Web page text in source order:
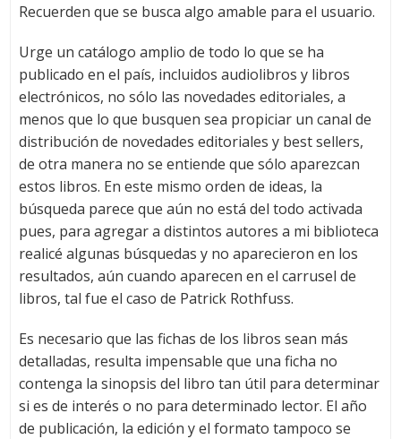
Recuerden que se busca algo amable para el usuario.
Urge un catálogo amplio de todo lo que se ha
publicado en el país, incluidos audiolibros y libros
electrónicos, no sólo las novedades editoriales, a
menos que lo que busquen sea propiciar un canal de
distribución de novedades editoriales y best sellers,
de otra manera no se entiende que sólo aparezcan
estos libros. En este mismo orden de ideas, la
búsqueda parece que aún no está del todo activada
pues, para agregar a distintos autores a mi biblioteca
realicé algunas búsquedas y no aparecieron en los
resultados, aún cuando aparecen en el carrusel de
libros, tal fue el caso de Patrick Rothfuss.
Es necesario que las fichas de los libros sean más
detalladas, resulta impensable que una ficha no
contenga la sinopsis del libro tan útil para determinar
si es de interés o no para determinado lector. El año
de publicación, la edición y el formato tampoco se